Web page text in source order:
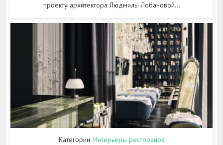
проекту архитектора Людмилы Лобановой...
Категории: Интерьеры ресторанов